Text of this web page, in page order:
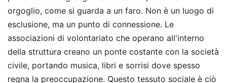
orgoglio, come si guarda a un faro. Non è un luogo di
esclusione, ma un punto di connessione. Le
associazioni di volontariato che operano all'interno
della struttura creano un ponte costante con la società
civile, portando musica, libri e sorrisi dove spesso
regna la preoccupazione. Questo tessuto sociale è ciò